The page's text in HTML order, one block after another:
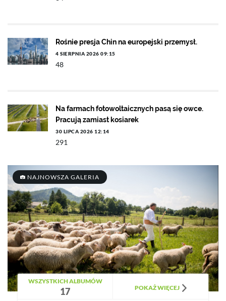
Rośnie presja Chin na europejski przemysł.
4 SIERPNIA 2026 09:15
48
Na farmach fotowoltaicznych pasą się owce.
Pracują zamiast kosiarek
30 LIPCA 2026 12:14
291
NAJNOWSZA GALERIA
WSZYSTKICH ALBUMÓW
17 POKAŻ WIĘCEJ